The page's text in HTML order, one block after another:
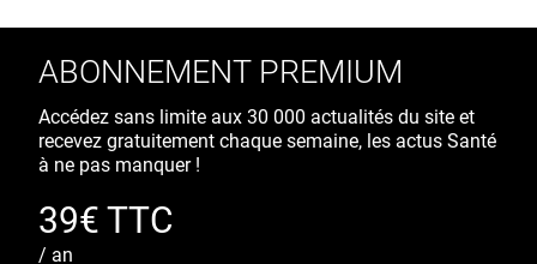
ABONNEMENT PREMIUM
Accédez sans limite aux 30 000 actualités du site et
recevez gratuitement chaque semaine, les actus Santé
à ne pas manquer !
39€ TTC
/ an